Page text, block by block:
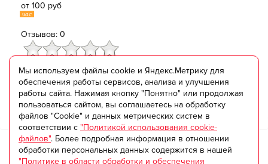
от 100 руб
час
Отзывов: 0
Отправить сообщение
Общая посещаемость страницы за календарный месяц:
124
Мы используем файлы cookie и Яндекс.Метрику для
обеспечения работы сервисов, анализа и улучшения
работы сайта. Нажимая кнопку "Понятно" или продолжая
пользоваться сайтом, вы соглашаетесь на обработку
файлов "Cookie" и данных метрических систем в
соответствии с "Политикой использования cookie-
файлов". Более подробная информация в отношении
обработки персональных данных содержится в нашей
"Политике в области обработки и обеспечения